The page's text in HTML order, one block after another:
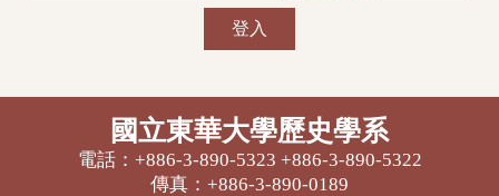
登入
國立東華大學歷史學系
電話：+886-3-890-5323 +886-3-890-5322
傳真：+886-3-890-0189